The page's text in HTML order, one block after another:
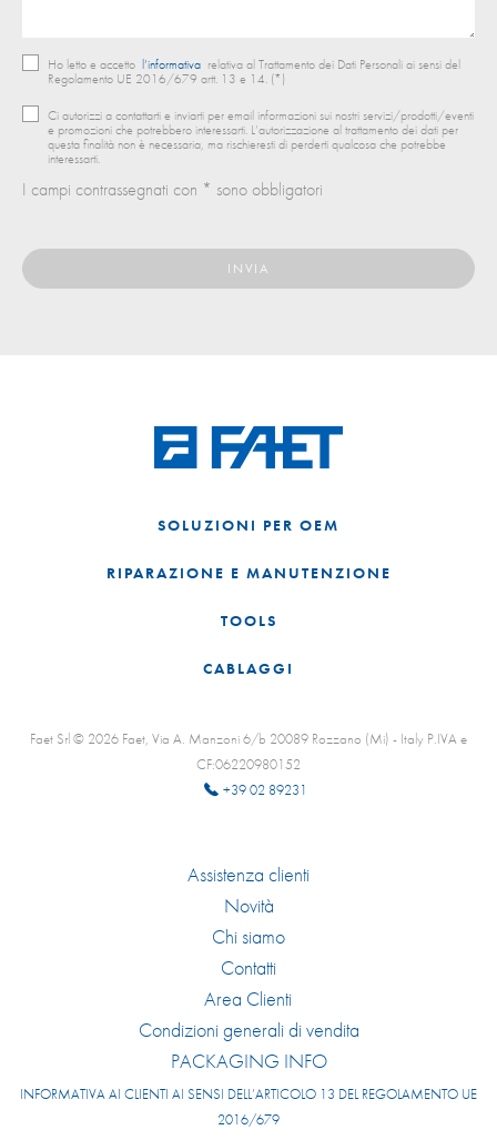
Ho letto e accetto l’informativa relativa al Trattamento dei Dati Personali ai sensi del
Regolamento UE 2016/679 artt. 13 e 14. (*)
Ci autorizzi a contattarti e inviarti per email informazioni sui nostri servizi/prodotti/eventi
e promozioni che potrebbero interessarti. L’autorizzazione al trattamento dei dati per
questa finalità non è necessaria, ma rischieresti di perderti qualcosa che potrebbe
interessarti.
I campi contrassegnati con * sono obbligatori
SOLUZIONI PER OEM
RIPARAZIONE E MANUTENZIONE
TOOLS
CABLAGGI
Faet Srl © 2026 Faet, Via A. Manzoni 6/b 20089 Rozzano (Mi) - Italy P.IVA e
CF:06220980152
+39 02 89231
Assistenza clienti
Novità
Chi siamo
Contatti
Area Clienti
Condizioni generali di vendita
PACKAGING INFO
INFORMATIVA AI CLIENTI AI SENSI DELL’ARTICOLO 13 DEL REGOLAMENTO UE
2016/679